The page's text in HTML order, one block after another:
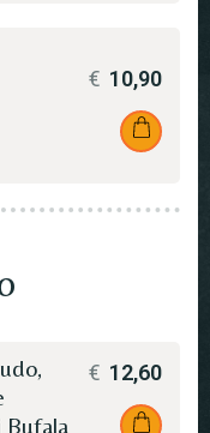
€ 10,90
Bufala
€ 12,60